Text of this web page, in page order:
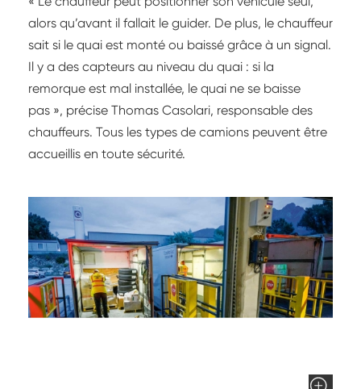
alors qu’avant il fallait le guider. De plus, le chauffeur
sait si le quai est monté ou baissé grâce à un signal.
Il y a des capteurs au niveau du quai : si la
remorque est mal installée, le quai ne se baisse
pas », précise Thomas Casolari, responsable des
chauffeurs. Tous les types de camions peuvent être
accueillis en toute sécurité.